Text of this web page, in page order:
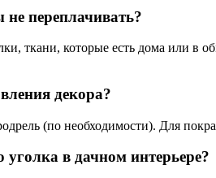
переплачивать?
ткани, которые есть дома или в
декора?
(по необходимости). Для
в дачном интерьере?